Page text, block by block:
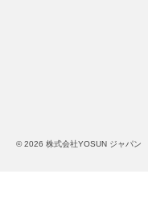
© 2026 株式会社YOSUN ジャパン